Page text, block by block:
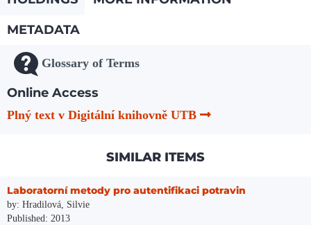
METADATA
Glossary of Terms
Online Access
Plný text v Digitální knihovně UTB
SIMILAR ITEMS
Laboratorní metody pro autentifikaci potravin
by: Hradilová, Silvie
Published: 2013